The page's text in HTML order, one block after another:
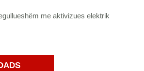
me aktivizues elektrik